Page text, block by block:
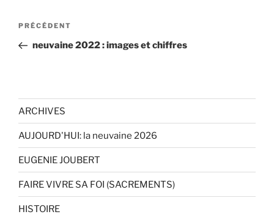
Navigation
l’article
Article
précédent
PRÉCÉDENT
neuvaine 2022 : images et chiffres
ARCHIVES
AUJOURD'HUI: la neuvaine 2026
EUGENIE JOUBERT
FAIRE VIVRE SA FOI (SACREMENTS)
HISTOIRE